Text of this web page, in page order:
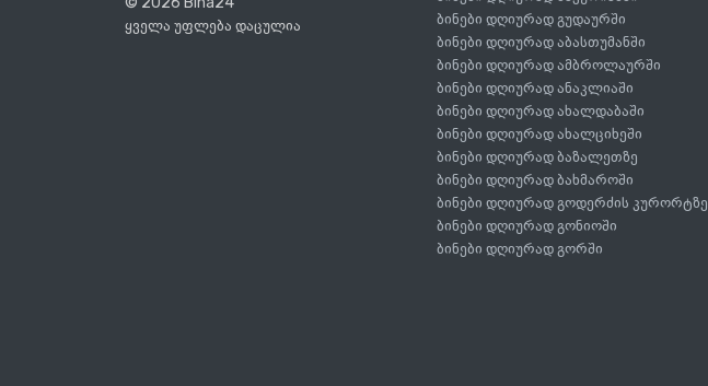
ყველა უფლება დაცულია
ბინები დღიურად გუდაურში
ბინები დღიურად აბასთუმანში
ბინები დღიურად ამბროლაურში
ბინები დღიურად ანაკლიაში
ბინები დღიურად ახალდაბაში
ბინები დღიურად ახალციხეში
ბინები დღიურად ბაზალეთზე
ბინები დღიურად ბახმაროში
ბინები დღიურად გოდერძის კურორტზე
ბინები დღიურად გონიოში
ბინები დღიურად გორში